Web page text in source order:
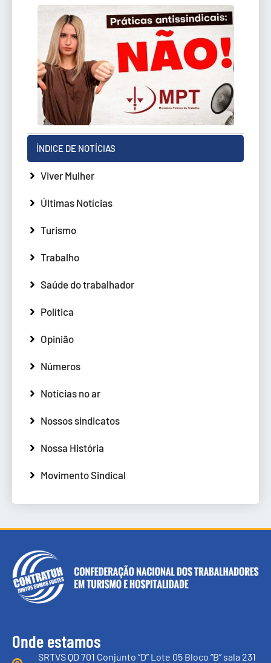
ÍNDICE DE NOTÍCIAS
Viver Mulher
Últimas Notícias
Turismo
Trabalho
Saúde do trabalhador
Política
Opinião
Números
Notícias no ar
Nossos sindicatos
Nossa História
Movimento Sindical
Onde estamos
SRTVS QD 701 Conjunto “D” Lote 05 Bloco “B” sala 231